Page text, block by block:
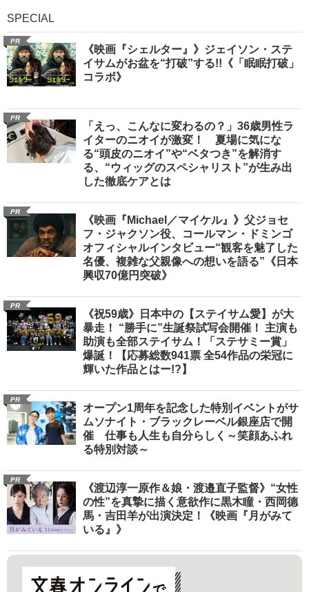
SPECIAL
PR
《映画『シェルター』》ジェイソン・ステ
イサムがお盆を“打破”する!!《「眠眠打破」
コラボ》
PR
「えっ、こんなに変わるの？」36歳男性ラ
イターのニオイが激変！ 夏場に気にな
る“頭皮のニオイ”や“ベタつき”を解消す
る、“ウィッグのスペシャリスト”が生み出
した徹底ケアとは
PR
《映画『Michael／マイケル』》父ジョセ
フ・ジャクソン役、コールマン・ドミンゴ
オフィシャルインタビュー“観客を魅了した
名優、複雑な父親像への想いを語る”《日本
興収70億円突破》
PR
《祝59歳》日本中の【ステイサム愛】が大
暴走！ “勝手に”生誕祭試写会開催！ 主演も
助演も全部ステイサム！「ステサミー賞」
爆誕！【応募総数941票 全54作品の栄冠に
輝いた作品とはー!?】
PR
オープン1周年を記念した特別イベントがサ
ムソナイト・ブラックレーベル銀座店で開
催 仕事も人生も自分らしく～笑顔あふれ
る特別対談～
PR
《渡辺淳一原作＆娘・渡邉直子監督》“女性
の性”を真摯に描く意欲作に黒木瞳・西岡德
馬・吉田羊が出演決定！《映画『月がみて
いる』》